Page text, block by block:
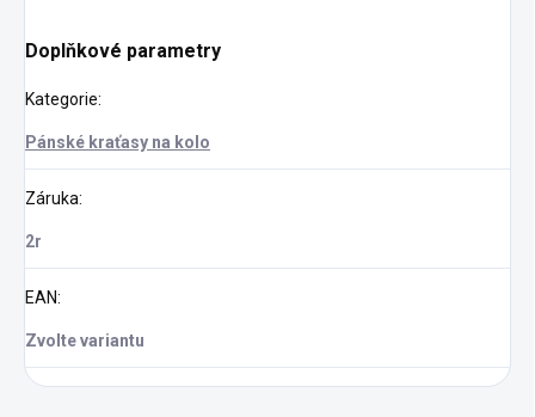
Doplňkové parametry
Kategorie:
Pánské kraťasy na kolo
Záruka:
2r
EAN:
Zvolte variantu